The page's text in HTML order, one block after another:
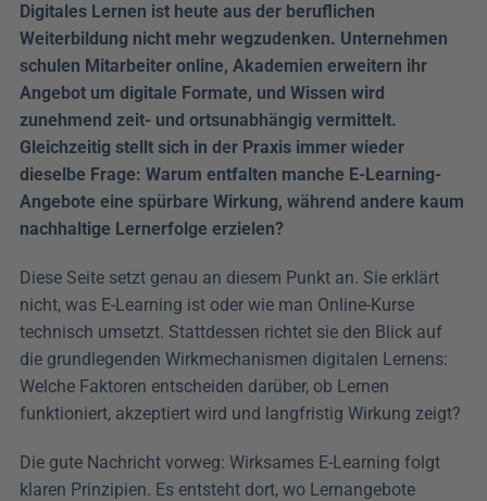
Digitales Lernen ist heute aus der beruflichen
Weiterbildung nicht mehr wegzudenken. Unternehmen
schulen Mitarbeiter online, Akademien erweitern ihr
Angebot um digitale Formate, und Wissen wird
zunehmend zeit- und ortsunabhängig vermittelt.
Gleichzeitig stellt sich in der Praxis immer wieder
dieselbe Frage: Warum entfalten manche E-Learning-
Angebote eine spürbare Wirkung, während andere kaum
nachhaltige Lernerfolge erzielen?
Diese Seite setzt genau an diesem Punkt an. Sie erklärt
nicht, was E-Learning ist oder wie man Online-Kurse
technisch umsetzt. Stattdessen richtet sie den Blick auf
die grundlegenden Wirkmechanismen digitalen Lernens:
Welche Faktoren entscheiden darüber, ob Lernen
funktioniert, akzeptiert wird und langfristig Wirkung zeigt?
Die gute Nachricht vorweg: Wirksames E-Learning folgt
klaren Prinzipien. Es entsteht dort, wo Lernangebote